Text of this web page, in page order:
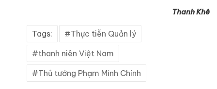
Thanh Khê
Tags: Thực tiễn Quản lý
thanh niên Việt Nam
Thủ tướng Phạm Minh Chính